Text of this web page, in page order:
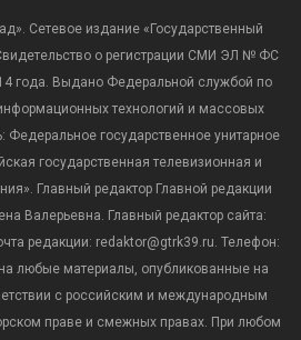
Сетевое издание «Государственный
о регистрации СМИ ЭЛ № ФС
года. Выдано Федеральной службой по
технологий и массовых
Федеральное государственное унитарное
государственная телевизионная и
Главный редактор Главной редакции
Валерьевна. Главный редактор сайта:
редакции: redaktor@gtrk39.ru. Телефон:
любые материалы, опубликованные на
с российским и международным
праве и смежных правах. При любом